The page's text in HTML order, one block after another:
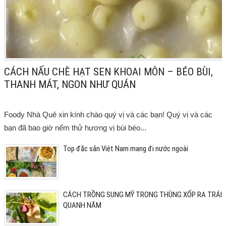
CÁCH NẤU CHÈ HẠT SEN KHOAI MÔN – BÉO BÙI,
THANH MÁT, NGON NHƯ QUÁN
Foody Nhà Quê xin kính chào quý vị và các bạn! Quý vị và các
bạn đã bao giờ nếm thử hương vị bùi béo...
Top đặc sản Việt Nam mang đi nước ngoài
CÁCH TRỒNG SUNG MỸ TRONG THÙNG XỐP RA TRÁI
QUANH NĂM